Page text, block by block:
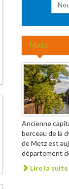
Metz
Ancienne
berceau de la
de Metz est
département
Lire la suite